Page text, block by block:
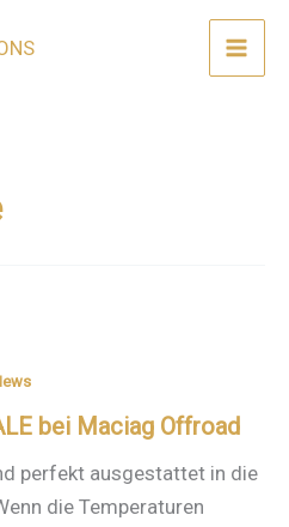
bei Maciag Offroad
perfekt ausgestattet in die
die Temperaturen